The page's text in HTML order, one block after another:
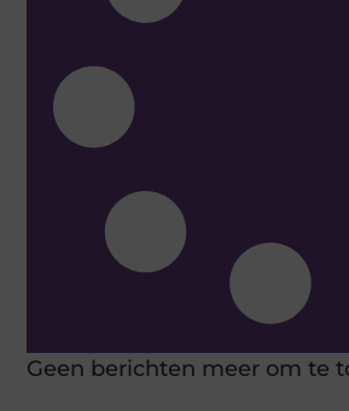
Geen berichten meer om te